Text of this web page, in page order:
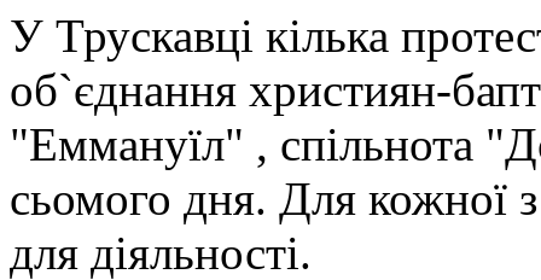
У Трускавці кілька
об`єднання християн-
"Еммануїл" , спільнота
сьомого дня. Для кожної
для діяльності.